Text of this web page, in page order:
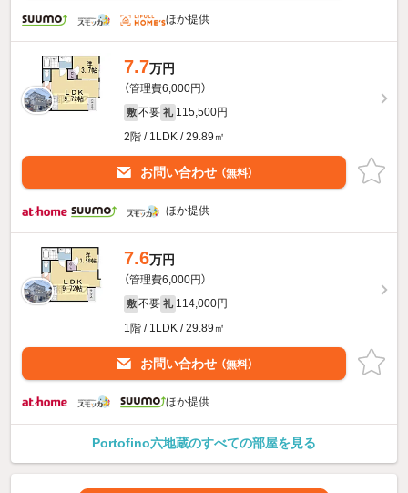
ほか提供
7.7万円
（管理費6,000円）
敷 不要 礼 115,500円
2階 / 1LDK / 29.89㎡
お問い合わせ （無料）
ほか提供
7.6万円
（管理費6,000円）
敷 不要 礼 114,000円
1階 / 1LDK / 29.89㎡
お問い合わせ （無料）
ほか提供
Portofino六地蔵のすべての部屋を見る